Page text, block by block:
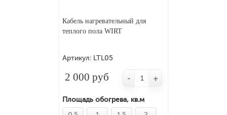
Кабель нагревательный для
теплого пола WIRT
Артикул: LTL05
2 000 руб
Площадь обогрева, кв.м
- +